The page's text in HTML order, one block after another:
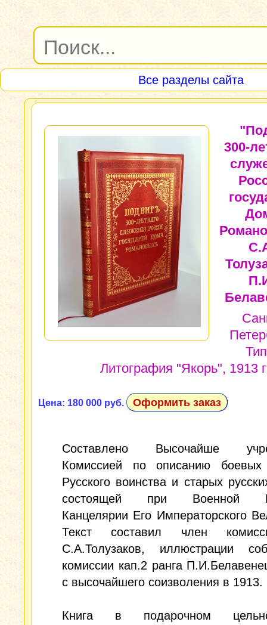
Все разделы сайта
300-
Литография "Якорь", 1913
Цена: 180 000 руб. Оформить заказ
Составлено Высочайше
Комиссией по описанию боевых
Русского воинства и старых
состоящей при Военной
Канцелярии Его Императорского
Текст составил член
С.А.Толузаков, иллюстрации
комиссии кап.2 ранга
с высочайшего соизволения в 1913.
Книга в подарочном